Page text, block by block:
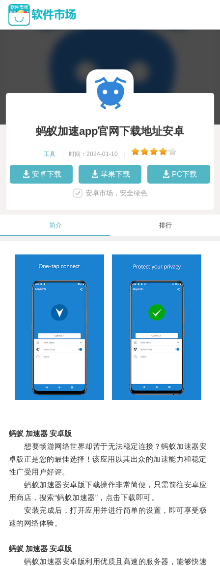
蚂蚁加速app官网下载地址安卓
工具 时间：2024-01-10
安卓下载 苹果下载 PC下载
安卓市场，安全绿色
简介 排行
蚂蚁 加速器 安卓版
想要畅游网络世界却苦于无法稳定连接？蚂蚁加速器安
卓版正是您的最佳选择！该应用以其出众的加速能力和稳定
性广受用户好评。
蚂蚁加速器安卓版下载操作非常简便，只需前往安卓应
用商店，搜索“蚂蚁加速器”，点击下载即可。
安装完成后，打开应用并进行简单的设置，即可享受极
速的网络体验。
蚂蚁 加速器 安卓版
蚂蚁加速器安卓版利用优质且高速的服务器，能够快速